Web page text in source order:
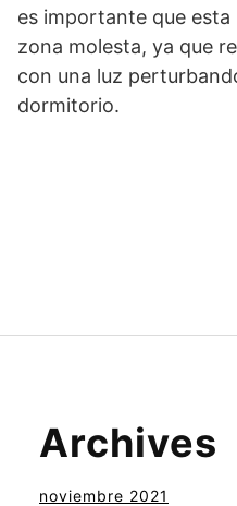
es importante que esta
zona molesta, ya que
con una luz
dormitorio.
Archives
noviembre 2021